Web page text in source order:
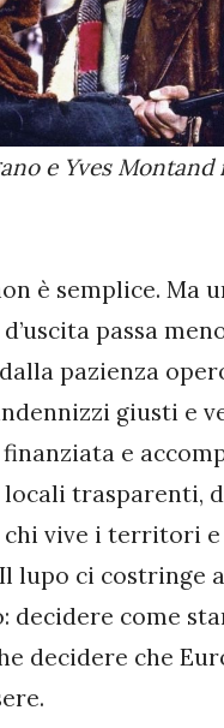
e Yves
è semplice. Ma
passa
pazienza
giusti e
e
trasparenti,
vive i territori
lupo ci costringe
decidere come
decidere che